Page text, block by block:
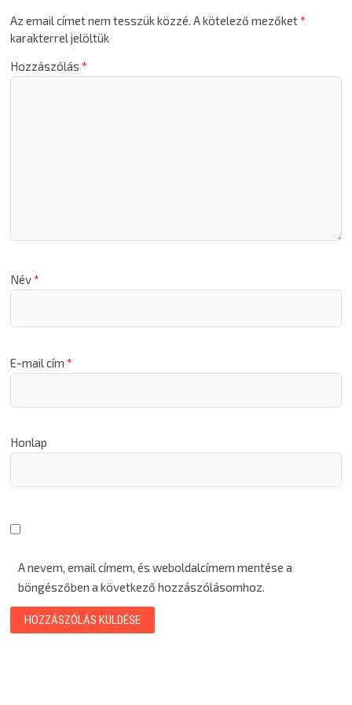
Az email címet nem tesszük közzé. A kötelező mezőket*
karakterrel jelöltük
Hozzászólás*
Név*
E-mail cím*
Honlap
A nevem, email címem, és weboldalcímem mentése a
böngészőben a következő hozzászólásomhoz.